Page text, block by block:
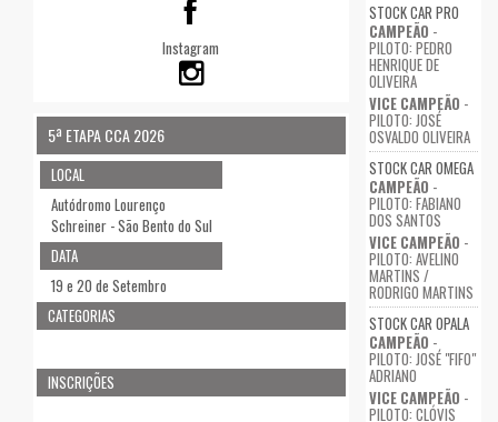
Instagram
5ª ETAPA CCA 2026
LOCAL
Autódromo Lourenço
Schreiner - São Bento do Sul
DATA
19 e 20 de Setembro
CATEGORIAS
INSCRIÇÕES
STOCK CAR PRO
CAMPEÃO -
PILOTO: PEDRO
HENRIQUE DE
OLIVEIRA
VICE CAMPEÃO -
PILOTO: JOSÉ
OSVALDO OLIVEIRA
STOCK CAR OMEGA
CAMPEÃO -
PILOTO: FABIANO
DOS SANTOS
VICE CAMPEÃO -
PILOTO: AVELINO
MARTINS /
RODRIGO MARTINS
STOCK CAR OPALA
CAMPEÃO -
PILOTO: JOSÉ "FIFO"
ADRIANO
VICE CAMPEÃO -
PILOTO: CLÓVIS